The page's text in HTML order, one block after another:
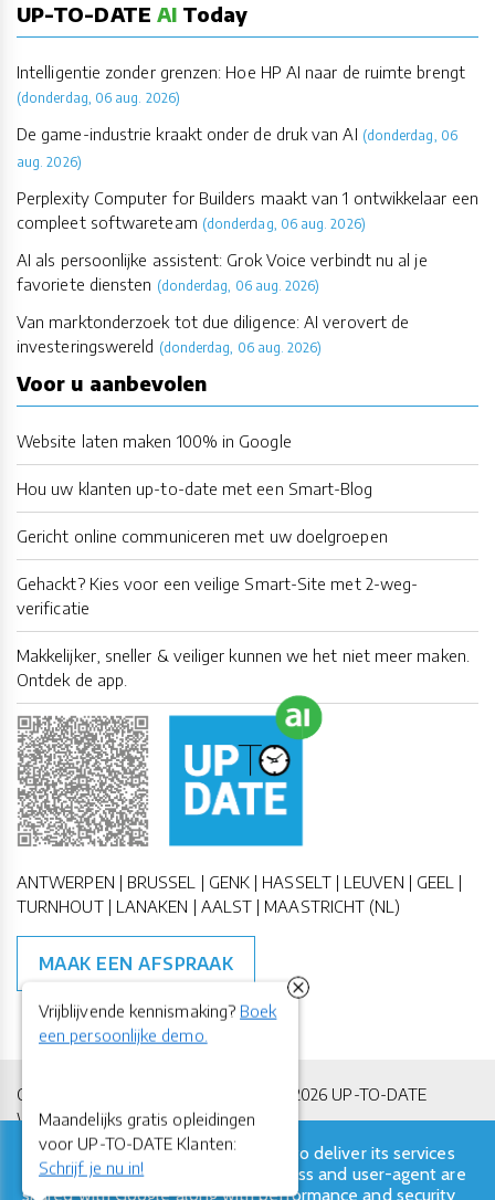
UP-TO-DATE AI Today
Intelligentie zonder grenzen: Hoe HP AI naar de ruimte brengt
(donderdag, 06 aug. 2026)
De game-industrie kraakt onder de druk van AI (donderdag, 06
aug. 2026)
Perplexity Computer for Builders maakt van 1 ontwikkelaar een
compleet softwareteam (donderdag, 06 aug. 2026)
AI als persoonlijke assistent: Grok Voice verbindt nu al je
favoriete diensten (donderdag, 06 aug. 2026)
Van marktonderzoek tot due diligence: AI verovert de
investeringswereld (donderdag, 06 aug. 2026)
Voor u aanbevolen
Website laten maken 100% in Google
Hou uw klanten up-to-date met een Smart-Blog
Gericht online communiceren met uw doelgroepen
Gehackt? Kies voor een veilige Smart-Site met 2-weg-
verificatie
Makkelijker, sneller & veiliger kunnen we het niet meer maken.
Ontdek de app.
ANTWERPEN | BRUSSEL | GENK | HASSELT | LEUVEN | GEEL |
TURNHOUT | LANAKEN | AALST | MAASTRICHT (NL)
MAAK EEN AFSPRAAK
Copyright All Rights Reserved © 2011-2026 UP-TO-DATE
WebDesign
Privacy & Cookies
Locations Algemene Voorwaarden
This site uses cookies from Google to deliver its services
and to analyze traffic. Your IP address and user-agent are
shared with Google along with performance and security
Vrijblijvende kennismaking? Boek
een persoonlijke demo.
Maandelijks gratis opleidingen
voor UP-TO-DATE Klanten:
Schrijf je nu in!